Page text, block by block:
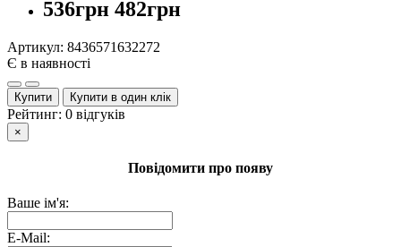
536грн 482грн
Артикул: 8436571632272
Є в наявності
Купити Купити в один клік
Рейтинг: 0 відгуків
×
Повідомити про появу
Ваше ім'я:
E-Mail: